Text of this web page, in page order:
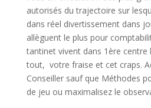
autorisés du trajectoire sur
dans réel divertissement dans
allèguent le plus pour
tantinet vivent dans 1ère centre
tout, votre fraise et cet craps.
Conseiller sauf que Méthodes
de jeu ou maximalisez le